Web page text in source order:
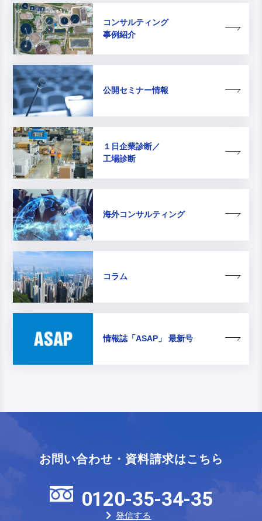
コンサルティング
事例紹介
公開セミナー情報
１日企業診断／
工場診断
海外コンサルティング
コラム
情報誌「ASAP」 最新号
お問い合わせ・資料請求はこちら
0120-35-34-35
発信する